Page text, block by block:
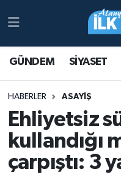
GÜNDEM SİYASET
HABERLER ASAYİŞ
Ehliyetsiz
kullandığı
çarpıştı: 3
Antalya Nöbetçi
Antalya Namaz
Antalya Trafik
Süper Lig Puan